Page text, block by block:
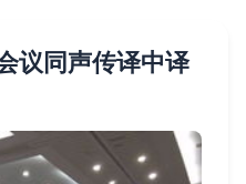
议同声传译中译